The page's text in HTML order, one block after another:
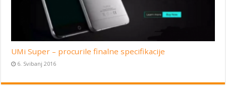
UMi Super – procurile finalne specifikacije
6. Svibanj 2016